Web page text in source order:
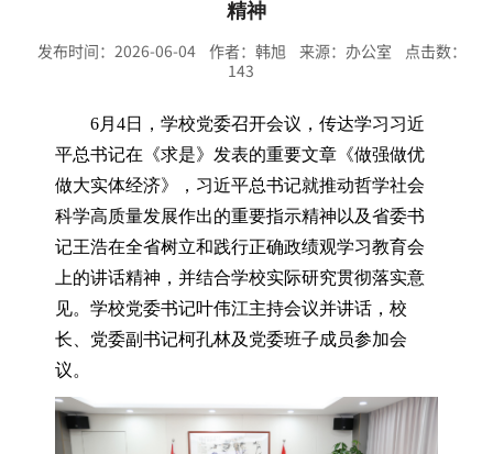
精神
发布时间：2026-06-04 作者：韩旭 来源：办公室 点击数：
143
6月4日，学校党委召开会议，传达学习习近
平总书记在《求是》发表的重要文章《做强做优
做大实体经济》，习近平总书记就推动哲学社会
科学高质量发展作出的重要指示精神以及省委书
记王浩在全省树立和践行正确政绩观学习教育会
上的讲话精神，并结合学校实际研究贯彻落实意
见。学校党委书记叶伟江主持会议并讲话，校
长、党委副书记柯孔林及党委班子成员参加会
议。